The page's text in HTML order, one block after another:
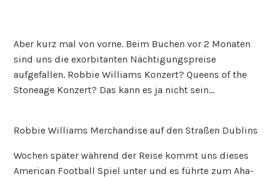
Aber kurz mal von vorne. Beim Buchen vor 2 Monaten
sind uns die exorbitanten Nächtigungspreise
aufgefallen. Robbie Williams Konzert? Queens of the
Stoneage Konzert? Das kann es ja nicht sein…
Robbie Williams Merchandise auf den Straßen Dublins
Wochen später während der Reise kommt uns dieses
American Football Spiel unter und es führte zum Aha-